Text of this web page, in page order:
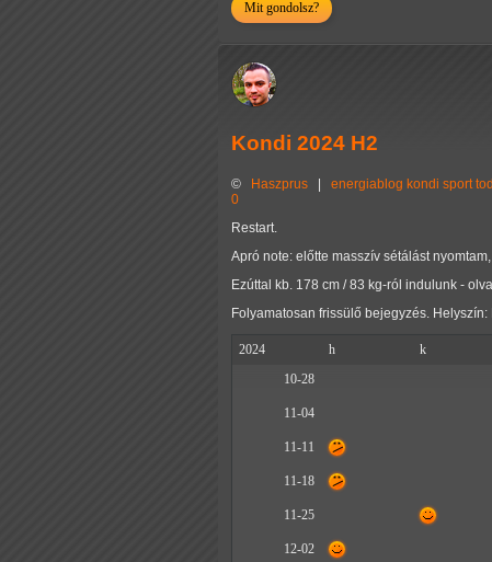
Mit gondolsz?
Kondi 2024 H2
© Haszprus | energiablog kondi sport
0
Restart.
Apró note: előtte masszív sétálást
Ezúttal kb. 178 cm / 83 kg-ról indulunk -
Folyamatosan frissülő bejegyzés.
2024 h k
10-28
11-04
11-11
11-18
11-25
12-02